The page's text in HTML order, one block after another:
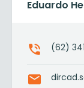
Eduardo
(62)